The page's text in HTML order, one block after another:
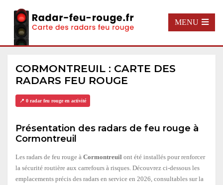
MENU
CORMONTREUIL : CARTE DES
RADARS FEU ROUGE
📍 0 radar feu rouge en activité
Présentation des radars de feu rouge à
Cormontreuil
Les radars de feu rouge à Cormontreuil ont été installés pour renforcer
la sécurité routière aux carrefours à risques. Découvrez ci-dessous les
emplacements précis des radars en service en 2026, consultables sur la